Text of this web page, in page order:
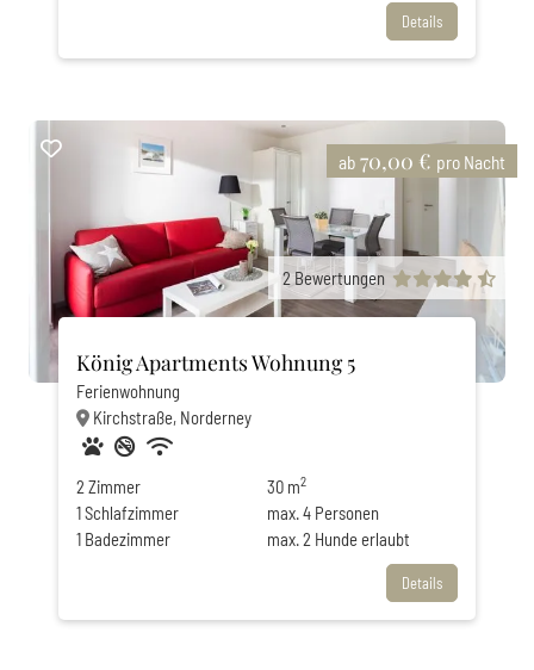
Details
ab 70,00 € pro Nacht
2 Bewertungen
König Apartments Wohnung 5
Ferienwohnung
Kirchstraße, Norderney
Haustiere erlaubt
Nichtraucher
Privatparkplatz
WLAN
2 Zimmer
1Schlafzimmer
1 Badezimmer
30 m2
max. 4 Personen
max. 2 Hunde erlaubt
Details